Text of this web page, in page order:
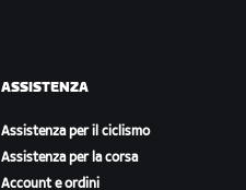
ASSISTENZA
Assistenza per il ciclismo
Assistenza per la corsa
Account e ordini